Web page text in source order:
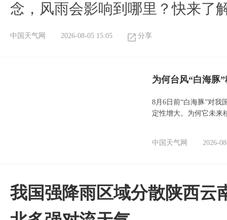
念，风雨会影响到哪里？快来了
中国天气网 2026-08-05 15:05 分享
为何台风“白海豚
8月6日前“白海豚”对我
定性增大。为何它未来
中国天气网 2026-
我国强降雨区域分散陕西云